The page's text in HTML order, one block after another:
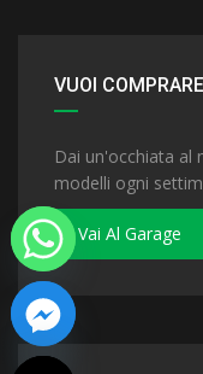
VUOI
Dai un'occhiata al
modelli ogni
Vai Al Garage